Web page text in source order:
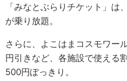
「みなとぶらりチケット」
が乗り放題。
さらに、よこはまコスモワー
円引きなど、各施設で使える
500円ぽっきり。